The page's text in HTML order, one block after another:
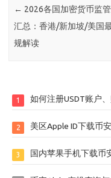
← 2026各国加密货币监
汇总：香港/新加坡/美国
规解读
1 如何注册USDT账户
2 美区Apple ID下载币
3 国内苹果手机下载币